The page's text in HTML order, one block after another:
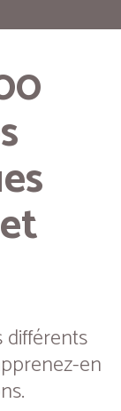
différents
en